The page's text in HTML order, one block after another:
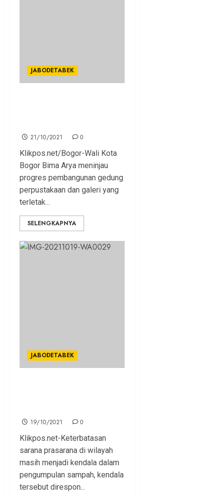
JABODETABEK
21/10/2021 0
Klikpos.net/Bogor-Wali Kota
Bogor Bima Arya meninjau
progres pembangunan gedung
perpustakaan dan galeri yang
terletak...
SELENGKAPNYA
JABODETABEK
19/10/2021 0
Klikpos.net-Keterbatasan
sarana prasarana di wilayah
masih menjadi kendala dalam
pengumpulan sampah, kendala
tersebut direspon...